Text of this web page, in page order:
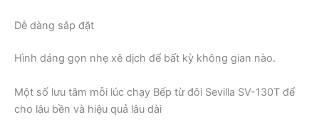
Dễ dàng sắp đặt
Hình dáng gọn nhẹ xê dịch để bất kỳ không gian nào.
Một số lưu tâm mỗi lúc chạy Bếp từ đôi Sevilla SV-130T để
cho lâu bền và hiệu quả lâu dài